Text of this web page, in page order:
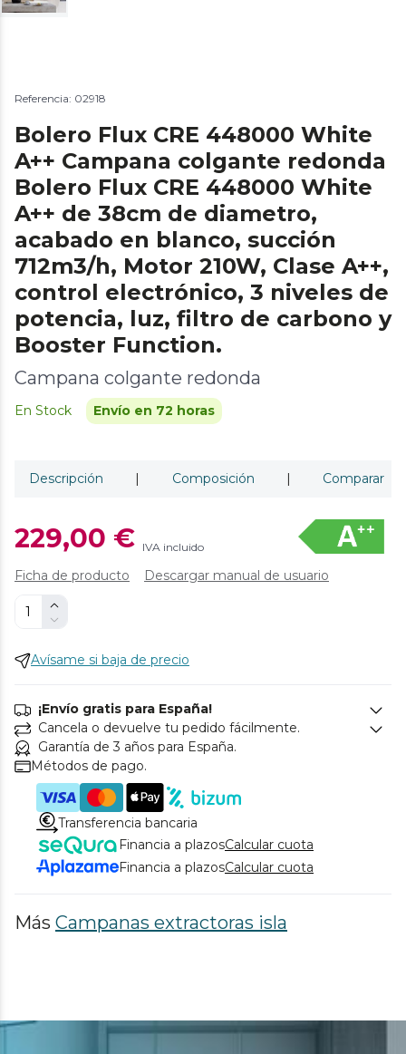
Referencia: 02918
Bolero Flux CRE 448000 White
A++ Campana colgante redonda
Bolero Flux CRE 448000 White
A++ de 38cm de diametro,
acabado en blanco, succión
712m3/h, Motor 210W, Clase A++,
control electrónico, 3 niveles de
potencia, luz, filtro de carbono y
Booster Function.
Campana colgante redonda
En Stock Envío en 72 horas
Descripción | Composición | Comparar
229,00 € IVA incluido
Ficha de producto Descargar manual de usuario
Avísame si baja de precio
¡Envío gratis para España!
Cancela o devuelve tu pedido fácilmente.
Garantía de 3 años para España.
Métodos de pago.
Transferencia bancaria
Financia a plazosCalcular cuota
Financia a plazosCalcular cuota
Más Campanas extractoras isla